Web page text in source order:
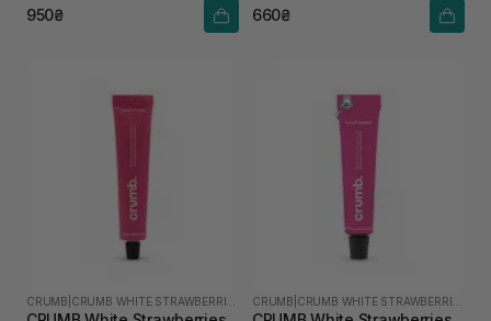
950₴ 660₴
CRUMB CRUMB